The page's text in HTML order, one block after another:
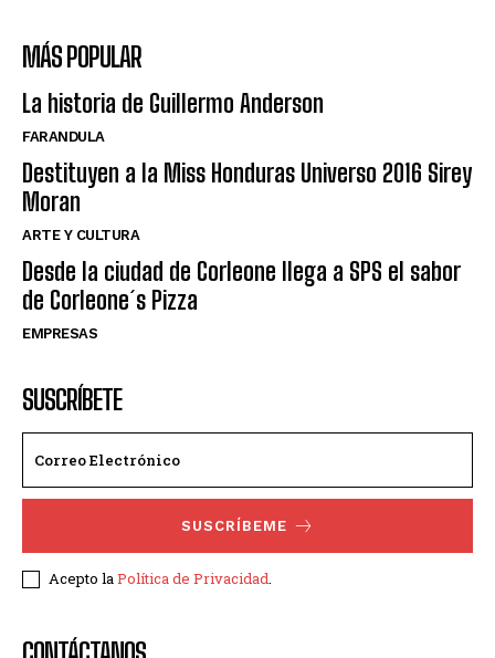
MÁS POPULAR
La historia de Guillermo Anderson
FARANDULA
Destituyen a la Miss Honduras Universo 2016 Sirey
Moran
ARTE Y CULTURA
Desde la ciudad de Corleone llega a SPS el sabor
de Corleone´s Pizza
EMPRESAS
SUSCRÍBETE
SUSCRÍBEME
Acepto laPolítica de Privacidad.